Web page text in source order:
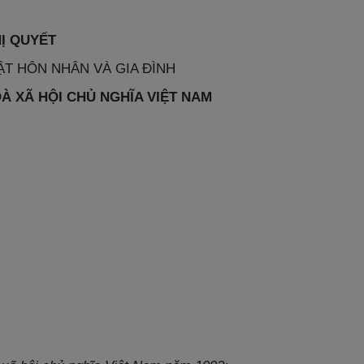
QUYẾT
HÔN NHÂN VÀ GIA ĐÌNH
XÃ HỘI CHỦ NGHĨA VIỆT NAM